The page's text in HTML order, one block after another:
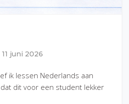
11 juni 2026
ik lessen Nederlands aan
dit voor een student lekker